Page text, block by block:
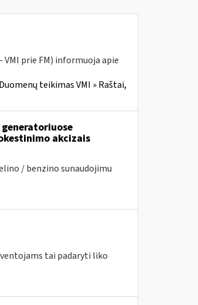
prie FM) informuoja apie
teikimas VMI » Raštai,
akcizais
/ benzino sunaudojimu
tai padaryti liko